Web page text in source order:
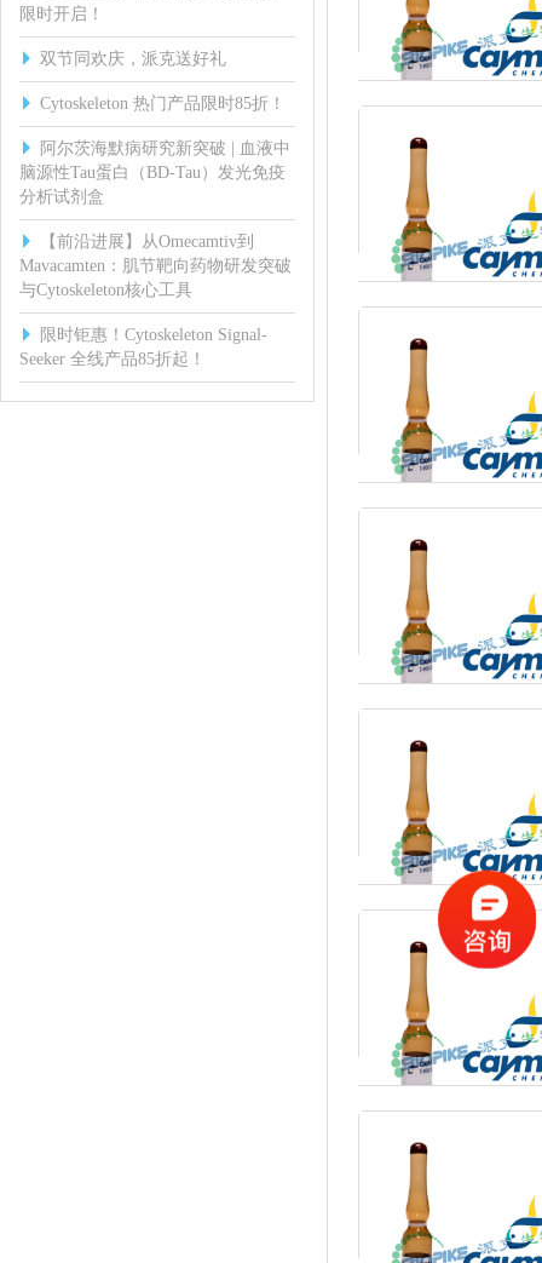
限时开启！
双节同欢庆，派克送好礼
Cytoskeleton 热门产品限时85折！
阿尔茨海默病研究新突破 | 血液中
脑源性Tau蛋白（BD-Tau）发光免疫
分析试剂盒
【前沿进展】从Omecamtiv到
Mavacamten：肌节靶向药物研发突破
与Cytoskeleton核心工具
限时钜惠！Cytoskeleton Signal-
Seeker 全线产品85折起！